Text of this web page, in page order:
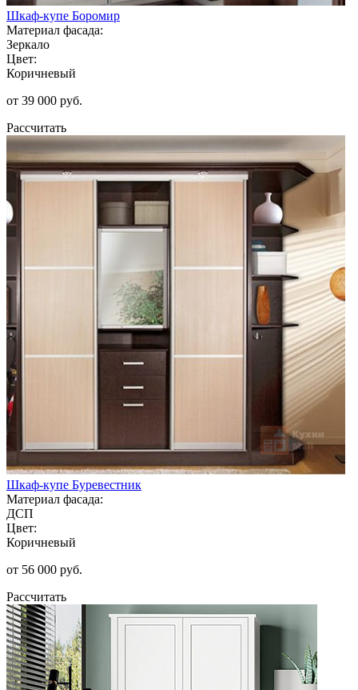
Шкаф-купе Боромир
Материал фасада:
Зеркало
Цвет:
Коричневый
от 39 000 руб.
Рассчитать
Шкаф-купе Буревестник
Материал фасада:
ДСП
Цвет:
Коричневый
от 56 000 руб.
Рассчитать